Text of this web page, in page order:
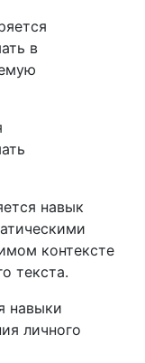
в
навык
контексте
текста.
навыки
личного